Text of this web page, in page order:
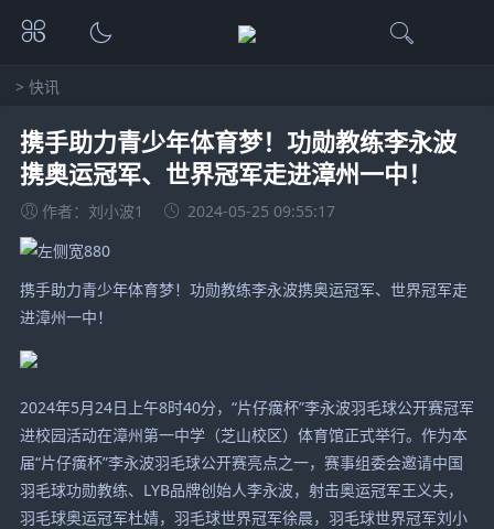
> 快讯
携手助力青少年体育梦！功勋教练李永波
携奥运冠军、世界冠军走进漳州一中！
作者：刘小波1 2024-05-25 09:55:17
携手助力青少年体育梦！功勋教练李永波携奥运冠军、世界冠军走
进漳州一中！
2024年5月24日上午8时40分，“片仔癀杯”李永波羽毛球公开赛冠军
进校园活动在漳州第一中学（芝山校区）体育馆正式举行。作为本
届“片仔癀杯”李永波羽毛球公开赛亮点之一，赛事组委会邀请中国
羽毛球功勋教练、LYB品牌创始人李永波，射击奥运冠军王义夫，
羽毛球奥运冠军杜婧，羽毛球世界冠军徐晨，羽毛球世界冠军刘小